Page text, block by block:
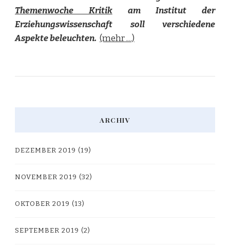
Themenwoche Kritikam Institut der
Erziehungswissenschaft soll verschiedene
Aspekte beleuchten. (mehr …)
ARCHIV
DEZEMBER 2019 (19)
NOVEMBER 2019 (32)
OKTOBER 2019 (13)
SEPTEMBER 2019 (2)